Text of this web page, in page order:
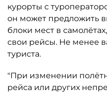
курорты с
он может предложить
блоки мест в
свои рейсы. Не менее
туриста.
"При изменении
рейса или других